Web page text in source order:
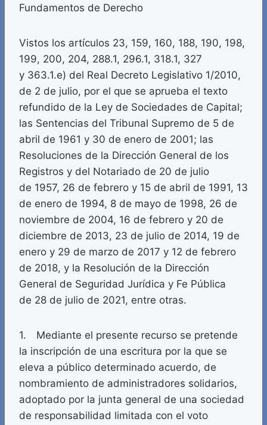
Fundamentos de Derecho
Vistos los artículos 23, 159, 160, 188, 190, 198,
199, 200, 204, 288.1, 296.1, 318.1, 327
y 363.1.e) del Real Decreto Legislativo 1/2010,
de 2 de julio, por el que se aprueba el texto
refundido de la Ley de Sociedades de Capital;
las Sentencias del Tribunal Supremo de 5 de
abril de 1961 y 30 de enero de 2001; las
Resoluciones de la Dirección General de los
Registros y del Notariado de 20 de julio
de 1957, 26 de febrero y 15 de abril de 1991, 13
de enero de 1994, 8 de mayo de 1998, 26 de
noviembre de 2004, 16 de febrero y 20 de
diciembre de 2013, 23 de julio de 2014, 19 de
enero y 29 de marzo de 2017 y 12 de febrero
de 2018, y la Resolución de la Dirección
General de Seguridad Jurídica y Fe Pública
de 28 de julio de 2021, entre otras.
1. Mediante el presente recurso se pretende
la inscripción de una escritura por la que se
eleva a público determinado acuerdo, de
nombramiento de administradores solidarios,
adoptado por la junta general de una sociedad
de responsabilidad limitada con el voto